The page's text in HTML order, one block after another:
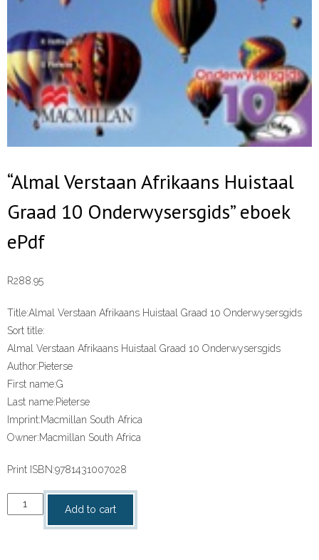
“Almal Verstaan Afrikaans Huistaal
Graad 10 Onderwysersgids” eboek
ePdf
R288.95
Title:Almal Verstaan Afrikaans Huistaal Graad 10 Onderwysersgids
Sort title:
Almal Verstaan Afrikaans Huistaal Graad 10 Onderwysersgids
Author:Pieterse
First name:G
Last name:Pieterse
Imprint:Macmillan South Africa
Owner:Macmillan South Africa
Print ISBN:9781431007028
“Almal
Verstaan
Add to cart